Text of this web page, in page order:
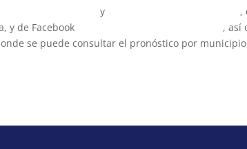
y
,
y de Facebook
, así
se puede consultar el pronóstico por